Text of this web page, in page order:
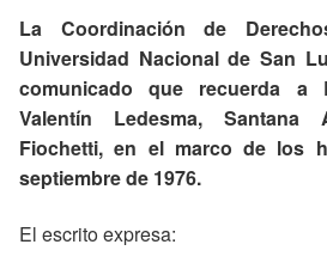
La Coordinación de
Universidad Nacional de San
comunicado que recuerda a
Valentín Ledesma, Santana
Fiochetti, en el marco de los
septiembre de 1976.
El escrito expresa: